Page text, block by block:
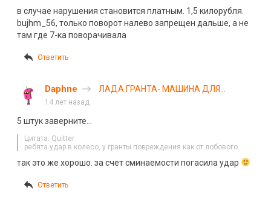
в случае нарушения становится платным. 1,5 килорубля.
bujhm_56, только поворот налево запрещен дальше, а не
там где 7-ка поворачивала
Ответить
Daphne
ЛАДА ГРАНТА- МАШИНА ДЛЯ
14 лет назад
5 штук заверните…
Цитата: Quitter
ребята удар в колесо, у гранты повреждения как от лобового.
так это же хорошо. за счет сминаемости погасила удар
Ответить